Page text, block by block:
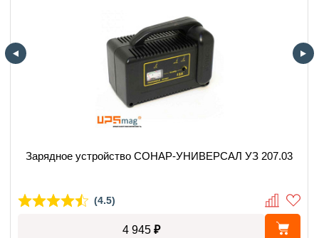
Зарядное устройство СОНАР-УНИВЕРСАЛ УЗ 207.03
(4.5)
4 945 ₽